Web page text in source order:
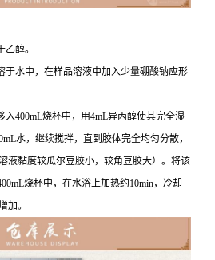
醇。
于水中，在样品溶液中加入少量硼酸钠应形
入400mL烧杯中，用4mL异丙醇使其完全湿
水，继续搅拌，直到胶体完全均匀分散，
液黏度较瓜尔豆胶小，较角豆胶大）。将该
烧杯中，在水浴上加热约10min，冷却
加。